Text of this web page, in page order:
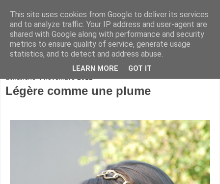
dimanche 4 novembre 2012
Légère comme une plume
This site uses cookies from Google to deliver its services
and to analyze traffic. Your IP address and user-agent are
shared with Google along with performance and security
metrics to ensure quality of service, generate usage
statistics, and to detect and address abuse.
LEARN MORE GOT IT